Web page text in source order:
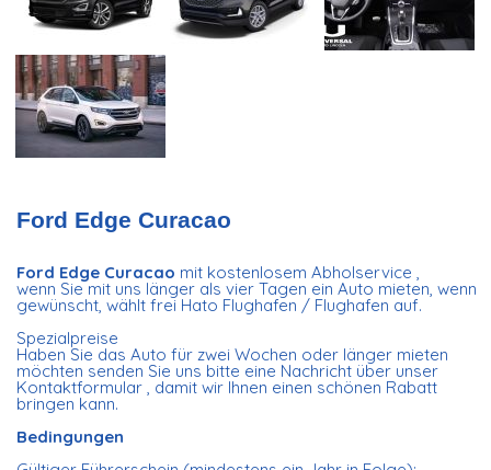
Ford Edge Curacao
Ford Edge Curacao mit kostenlosem Abholservice ,
wenn Sie mit uns länger als vier Tagen ein Auto mieten, wenn
gewünscht, wählt frei Hato Flughafen / Flughafen auf.
Spezialpreise
Haben Sie das Auto für zwei Wochen oder länger mieten
möchten senden Sie uns bitte eine Nachricht über unser
Kontaktformular , damit wir Ihnen einen schönen Rabatt
bringen kann.
Bedingungen